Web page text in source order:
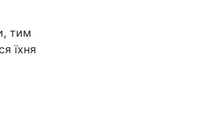
тим
їхня